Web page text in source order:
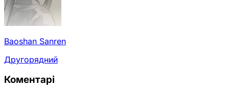
Baoshan Sanren
Другорядний
Коментарі